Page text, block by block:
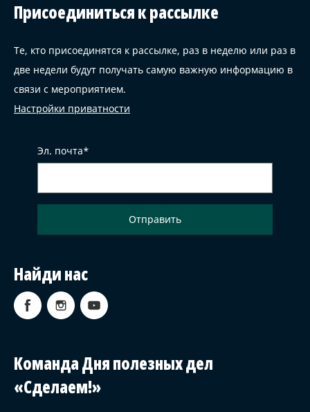
Присоединиться к рассылке
Те, кто присоединятся к рассылке, раз в неделю или раз в
две недели будут получать самую важную информацию в
связи с мероприятием.
Настройки приватности
Эл. почта
Найди нас
Команда Дня полезных дел
«Сделаем!»